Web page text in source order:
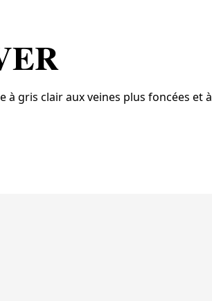
à gris clair aux veines plus foncées et à